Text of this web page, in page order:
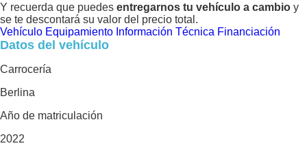
Y recuerda que puedes entregarnos tu vehículo a cambio y
se te descontará su valor del precio total.
Vehículo Equipamiento Información Técnica Financiación
Datos del vehículo
Carrocería
Berlina
Año de matriculación
2022